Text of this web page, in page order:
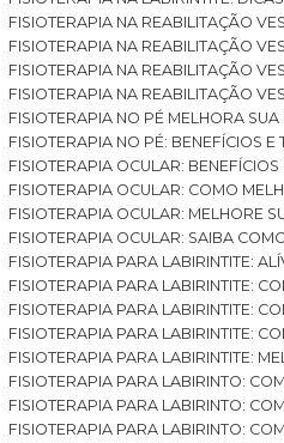
FISIOTERAPIA NA REABILITAÇÃO
FISIOTERAPIA NA REABILITAÇÃO
FISIOTERAPIA NA REABILITAÇÃO
FISIOTERAPIA NA REABILITAÇÃO
FISIOTERAPIA NO PÉ MELHORA
FISIOTERAPIA NO PÉ: BENEFÍCIOS E
FISIOTERAPIA OCULAR:
FISIOTERAPIA OCULAR: COMO
FISIOTERAPIA OCULAR: MELHORE
FISIOTERAPIA OCULAR: SAIBA
FISIOTERAPIA PARA LABIRINTITE:
FISIOTERAPIA PARA LABIRINTITE:
FISIOTERAPIA PARA LABIRINTITE:
FISIOTERAPIA PARA LABIRINTITE:
FISIOTERAPIA PARA LABIRINTITE:
FISIOTERAPIA PARA LABIRINTO:
FISIOTERAPIA PARA LABIRINTO:
FISIOTERAPIA PARA LABIRINTO: